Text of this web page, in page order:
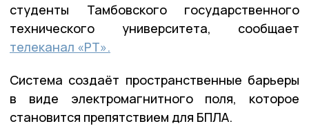
студенты Тамбовского государственного
технического университета, сообщает
телеканал «РТ».
Система создаёт пространственные барьеры
в виде электромагнитного поля, которое
становится препятствием для БПЛА.